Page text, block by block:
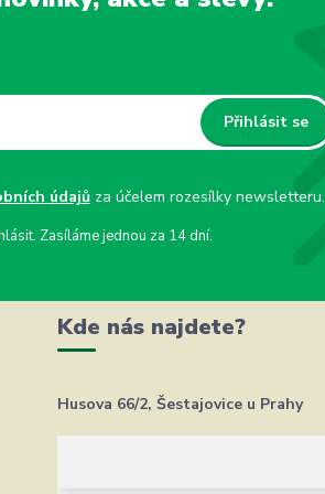
Přihlásit se
údajůza účelem rozesílky newsletteru.
Zasíláme jednou za 14 dní.
Kde nás najdete?
Husova 66/2, Šestajovice u Prahy